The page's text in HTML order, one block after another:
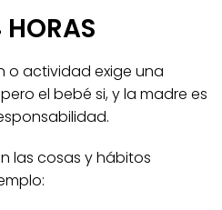
o actividad exige una
el bebé si, y la madre es
las cosas y hábitos